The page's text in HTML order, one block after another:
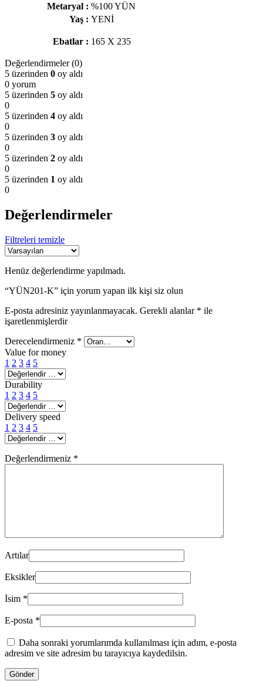
Metaryal : %100 YÜN
Yaş : YENİ
Ebatlar : 165 X 235
Değerlendirmeler (0)
5 üzerinden 0 oy aldı
0 yorum
5 üzerinden 5 oy aldı
0
5 üzerinden 4 oy aldı
0
5 üzerinden 3 oy aldı
0
5 üzerinden 2 oy aldı
0
5 üzerinden 1 oy aldı
0
Değerlendirmeler
Filtreleri temizle
Henüz değerlendirme yapılmadı.
“YÜN201-K” için yorum yapan ilk kişi siz olun
E-posta adresiniz yayınlanmayacak. Gerekli alanlar * ile
işaretlenmişlerdir
Derecelendirmeniz *
Value for money
1 2 3 4 5
Durability
1 2 3 4 5
Delivery speed
1 2 3 4 5
Değerlendirmeniz *
Artılar
Eksikler
İsim *
E-posta *
Daha sonraki yorumlarımda kullanılması için adım, e-posta
adresim ve site adresim bu tarayıcıya kaydedilsin.